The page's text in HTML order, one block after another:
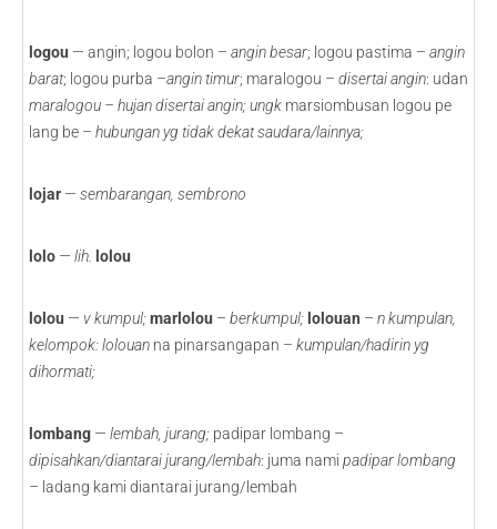
logou — angin; logou bolon – angin besar; logou pastima – angin
barat; logou purba –angin timur; maralogou – disertai angin: udan
maralogou – hujan disertai angin; ungk marsiombusan logou pe
lang be – hubungan yg tidak dekat saudara/lainnya;
lojar — sembarangan, sembrono
lolo — lih. lolou
lolou — vkumpul;marlolou – berkumpul; lolouan – nkumpulan,
kelompok: lolouan na pinarsangapan – kumpulan/hadirin yg
dihormati;
lombang — lembah, jurang; padipar lombang –
dipisahkan/diantarai jurang/lembah: juma nami padipar lombang
– ladang kami diantarai jurang/lembah